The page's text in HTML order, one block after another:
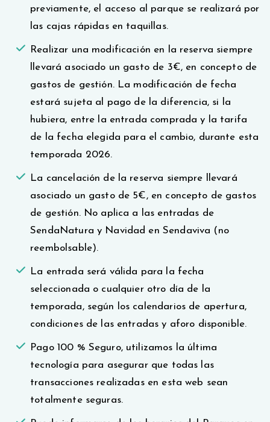
previamente, el acceso al parque se realizará por
las cajas rápidas en taquillas.
Realizar una modificación en la reserva siempre
llevará asociado un gasto de 3€, en concepto de
gastos de gestión. La modificación de fecha
estará sujeta al pago de la diferencia, si la
hubiera, entre la entrada comprada y la tarifa
de la fecha elegida para el cambio, durante esta
temporada 2026.
La cancelación de la reserva siempre llevará
asociado un gasto de 5€, en concepto de gastos
de gestión. No aplica a las entradas de
SendaNatura y Navidad en Sendaviva (no
reembolsable).
La entrada será válida para la fecha
seleccionada o cualquier otro día de la
temporada, según los calendarios de apertura,
condiciones de las entradas y aforo disponible.
Pago 100 % Seguro, utilizamos la última
tecnología para asegurar que todas las
transacciones realizadas en esta web sean
totalmente seguras.